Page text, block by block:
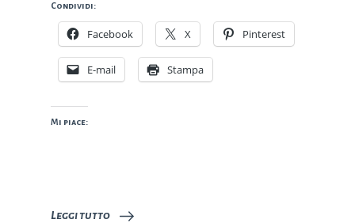
Condividi:
Facebook X Pinterest
E-mail Stampa
Mi piace:
Leggi tutto